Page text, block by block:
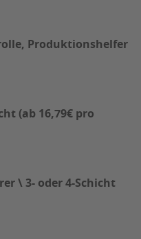
Produktionshelfer
(ab 16,79€ pro
\ 3- oder 4-Schicht